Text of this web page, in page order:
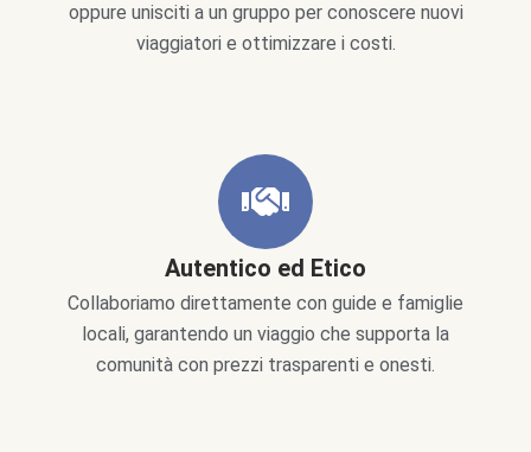
oppure unisciti a un gruppo per conoscere nuovi
viaggiatori e ottimizzare i costi.
Autentico ed Etico
Collaboriamo direttamente con guide e famiglie
locali, garantendo un viaggio che supporta la
comunità con prezzi trasparenti e onesti.